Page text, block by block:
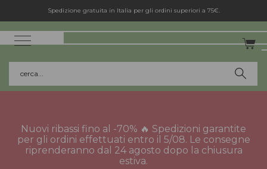
Spedizione gratuita in Italia per gli ordini superiori a 75€.
cerca...
Nuovi ribassi fino al -70% 🔥 Spedizioni garantite
per gli ordini effettuati entro il 5/08. Le consegne
riprenderanno dal 24 agosto dopo la chiusura
estiva.